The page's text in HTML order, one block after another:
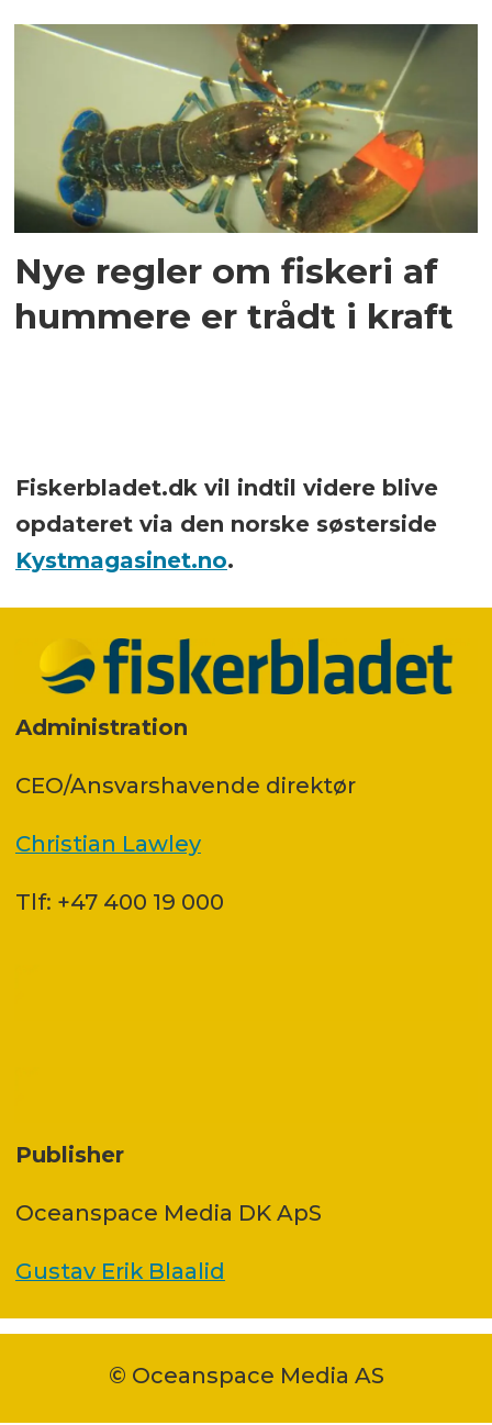
Nye regler om fiskeri af
hummere er trådt i kraft
Fiskerbladet.dk vil indtil videre blive
opdateret via den norske søsterside
Kystmagasinet.no.
Administration
CEO/Ansvarshavende direktør
Christian Lawley
Tlf: +47 400 19 000
Publisher
Oceanspace Media DK ApS
Gustav Erik Blaalid
© Oceanspace Media AS